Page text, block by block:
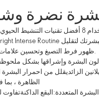
نضرة
مت صياغته علميًا باستخدام 8 أفضل
ظهور فرط التصبغ وتحسين علامات الشيخوخة في أربع خطوات فقط.
لون البشرة وإشراقها بشكل
الزائديقلل من احمرار
الظاهرة ،
المتعددة:البقع